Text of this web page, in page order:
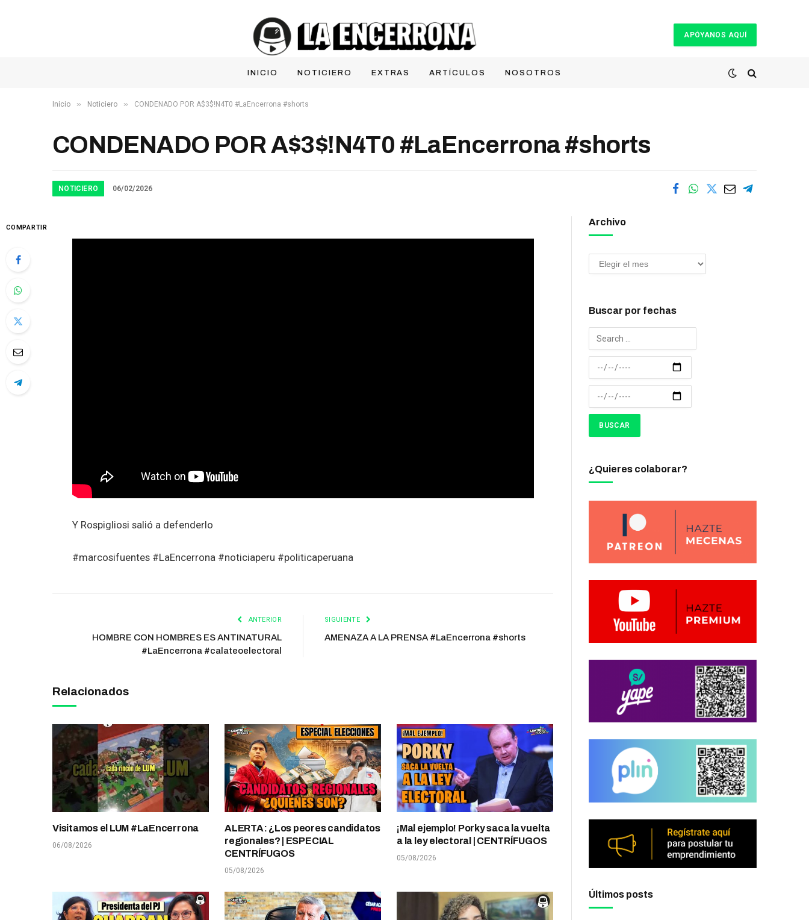
APÓYANOS AQUÍ
INICIO NOTICIERO EXTRAS ARTÍCULOS NOSOTROS
Inicio » Noticiero » CONDENADO POR A$3$!N4T0 #LaEncerrona #shorts
CONDENADO POR A$3$!N4T0 #LaEncerrona #shorts
NOTICIERO 06/02/2026
COMPARTIR
Y Rospigliosi salió a defenderlo
#marcosifuentes #LaEncerrona #noticiaperu #politicaperuana
ANTERIOR
HOMBRE CON HOMBRES ES ANTINATURAL
#LaEncerrona #calateoelectoral
SIGUIENTE
AMENAZA A LA PRENSA #LaEncerrona #shorts
Relacionados
Visitamos el LUM #LaEncerrona
06/08/2026
ALERTA: ¿Los peores candidatos
regionales? | ESPECIAL
CENTRÍFUGOS
05/08/2026
¡Mal ejemplo! Porky saca la vuelta
a la ley electoral | CENTRÍFUGOS
05/08/2026
Archivo
Buscar por fechas
¿Quieres colaborar?
Últimos posts